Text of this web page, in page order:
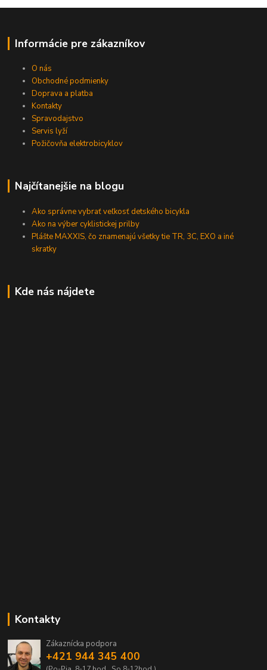
Informácie pre zákazníkov
O nás
Obchodné podmienky
Doprava a platba
Kontakty
Spravodajstvo
Servis lyží
Požičovňa elektrobicyklov
Najčítanejšie na blogu
Ako správne vybrať veľkosť detského bicykla
Ako na výber cyklistickej prilby
Plášte MAXXIS, čo znamenajú všetky tie TR, 3C, EXO a iné
skratky
Kde nás nájdete
Kontakty
Zákaznícka podpora
+421 944 345 400